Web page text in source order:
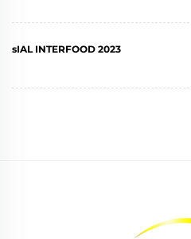
sIAL INTERFOOD 2023